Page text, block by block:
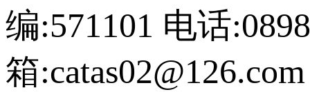
编:571101 电话
箱:catas02@126.com